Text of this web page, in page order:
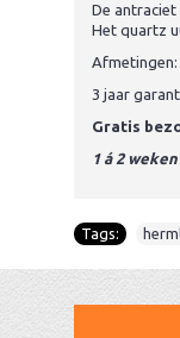
De
Het quartz
Afmetingen:
3 jaar
Gratis
1 á 2
Tags: